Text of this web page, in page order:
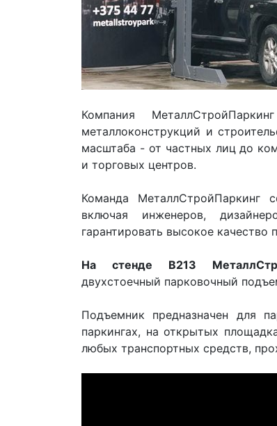
Компания
металлоконструкций и
масштаба - от частных лиц до
и торговых центров.
Команда МеталлСтройПаркинг
включая инженеров,
гарантировать высокое качество
На стенде В213
двухстоечный парковочный
Подъемник предназначен для
паркингах, на открытых
любых транспортных средств,